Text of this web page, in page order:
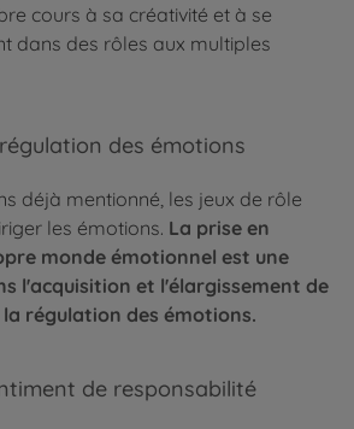
cours à sa créativité et à se
dans des rôles aux multiples
des émotions
déjà mentionné, les jeux de rôle
les émotions. La prise en
monde émotionnel est une
l'acquisition et l'élargissement de
régulation des émotions.
de responsabilité